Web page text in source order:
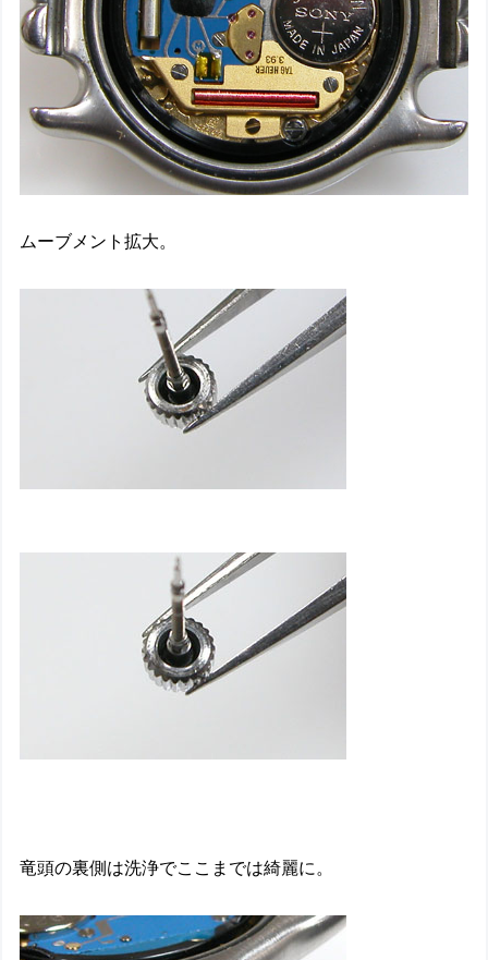
ムーブメント拡大。
竜頭の裏側は洗浄でここまでは綺麗に。